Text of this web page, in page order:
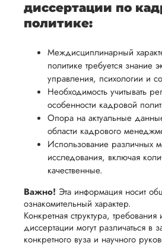
диссертации по
политике:
Междисциплинарный
политике требуется знание
управления, психологии и
Необходимость учитывать
особенности кадровой
Опора на актуальные
области кадрового
Использование различных
исследования, включая
качественные.
Важно! Эта информация носит
ознакомительный характер.
Конкретная структура, требования
диссертации могут различаться в
конкретного вуза и научного